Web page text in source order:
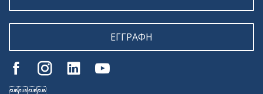
ΕΓΓΡΑΦΗ
